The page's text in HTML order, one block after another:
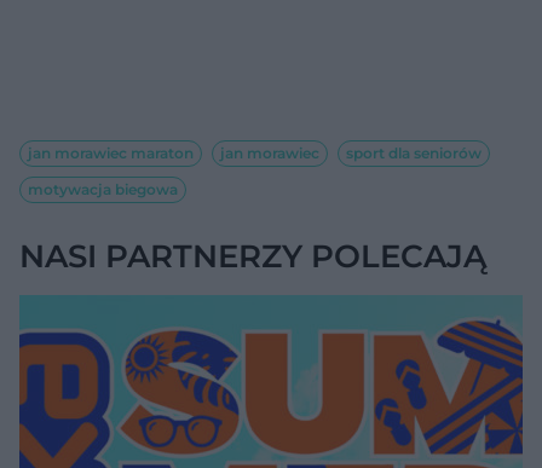
jan morawiec maraton jan morawiec
sport dla seniorów
motywacja biegowa
NASI PARTNERZY POLECAJĄ